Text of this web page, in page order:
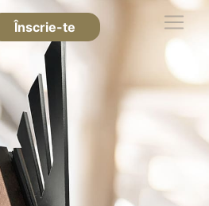
Înscrie-te